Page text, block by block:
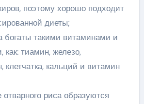
поэтому хорошо подходит
диеты;
богаты такими витаминами и
как: тиамин, железо,
клетчатка, кальций и витамин
отварного риса образуются